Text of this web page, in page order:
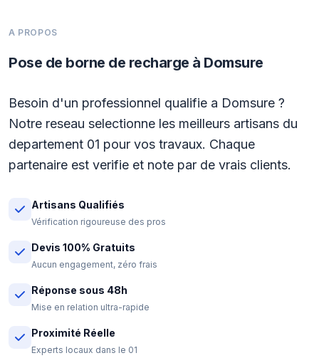
A PROPOS
Pose de borne de recharge à Domsure
Besoin d'un professionnel qualifie a Domsure ?
Notre reseau selectionne les meilleurs artisans du
departement 01 pour vos travaux. Chaque
partenaire est verifie et note par de vrais clients.
Artisans Qualifiés
Vérification rigoureuse des pros
Devis 100% Gratuits
Aucun engagement, zéro frais
Réponse sous 48h
Mise en relation ultra-rapide
Proximité Réelle
Experts locaux dans le 01